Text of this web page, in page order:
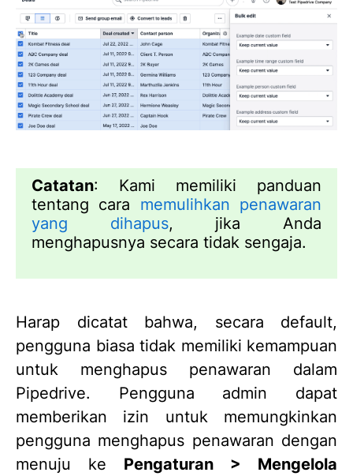
Catatan: Kami memiliki panduan
tentang cara memulihkan penawaran
yang dihapus, jika Anda
menghapusnya secara tidak sengaja.
Harap dicatat bahwa, secara default,
pengguna biasa tidak memiliki kemampuan
untuk menghapus penawaran dalam
Pipedrive. Pengguna admin dapat
memberikan izin untuk memungkinkan
pengguna menghapus penawaran dengan
menuju ke Pengaturan > Mengelola